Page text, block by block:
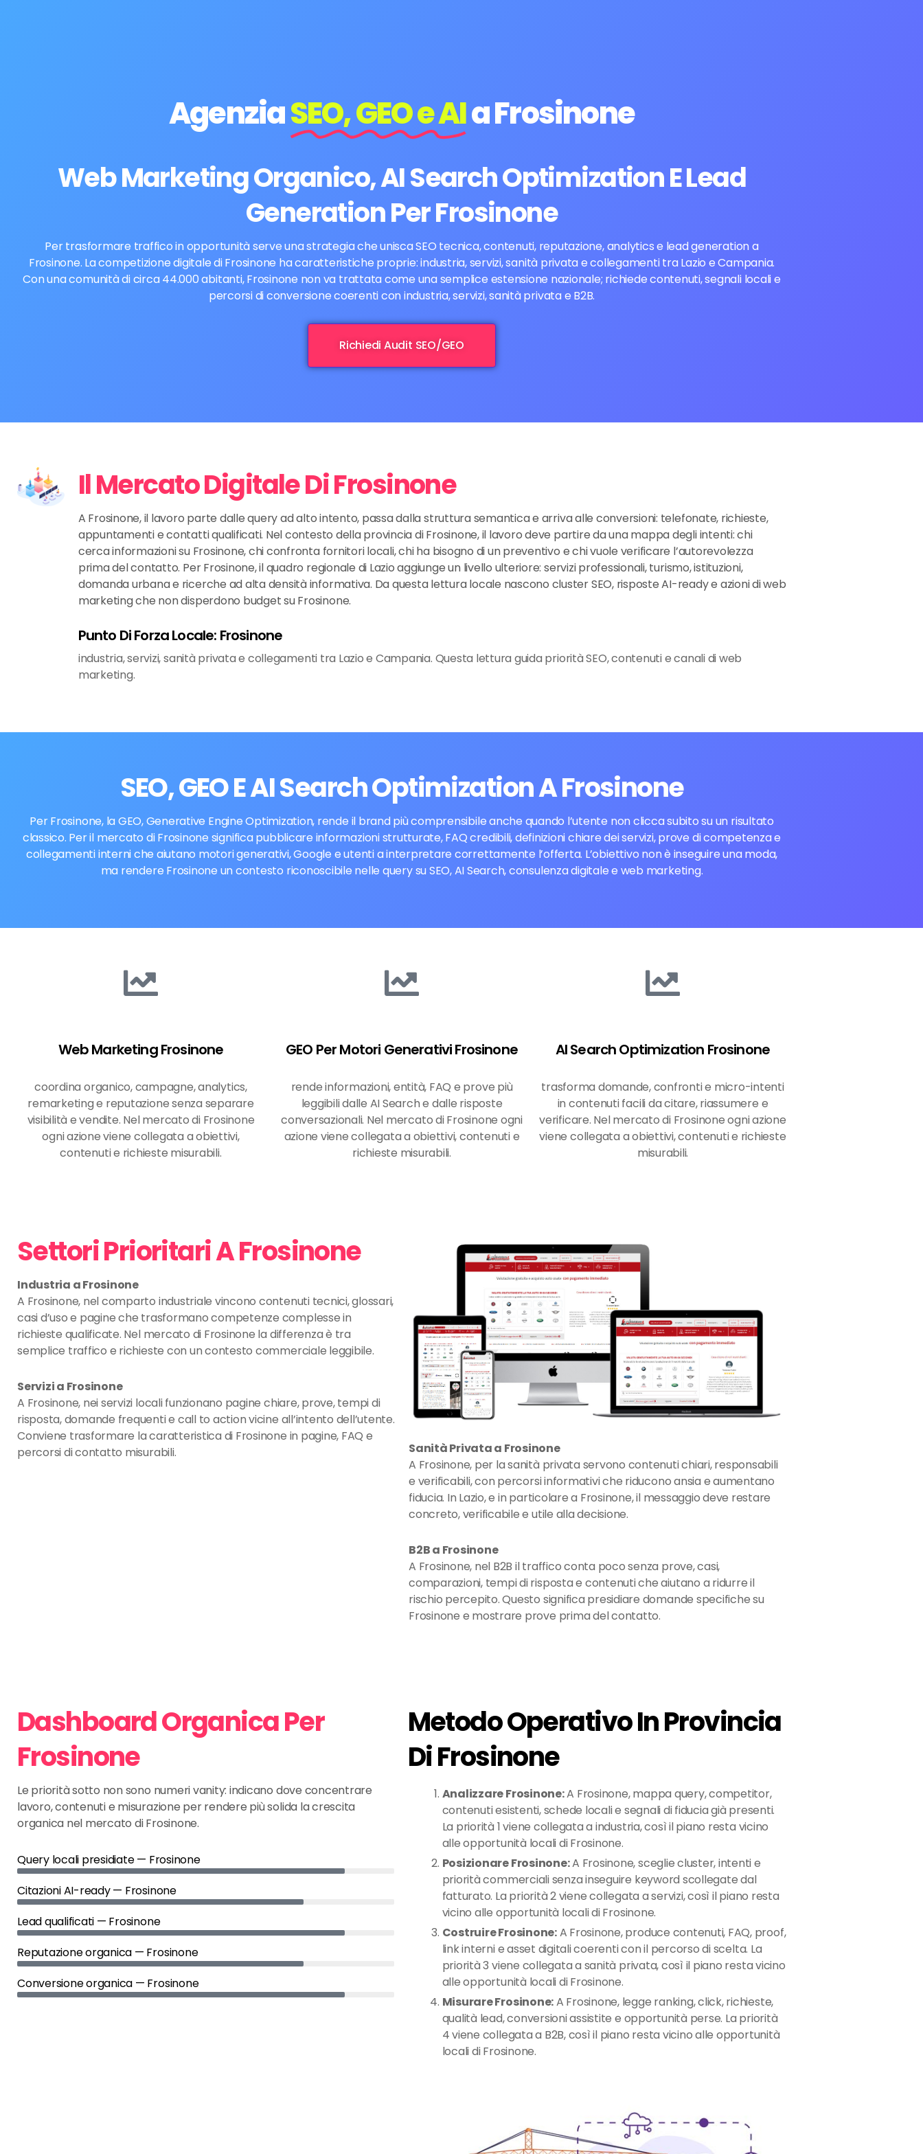
AgenziaSEO, GEO e AIa Frosinone
Web Marketing Organico, AI Search Optimization E Lead
Generation Per Frosinone
Per trasformare traffico in opportunità serve una strategia che unisca SEO tecnica, contenuti, reputazione, analytics e lead generation a
Frosinone. La competizione digitale di Frosinone ha caratteristiche proprie: industria, servizi, sanità privata e collegamenti tra Lazio e Campania.
Con una comunità di circa 44.000 abitanti, Frosinone non va trattata come una semplice estensione nazionale; richiede contenuti, segnali locali e
percorsi di conversione coerenti con industria, servizi, sanità privata e B2B.
Richiedi Audit SEO/GEO
Il Mercato Digitale Di Frosinone
A Frosinone, il lavoro parte dalle query ad alto intento, passa dalla struttura semantica e arriva alle conversioni: telefonate, richieste,
appuntamenti e contatti qualificati. Nel contesto della provincia di Frosinone, il lavoro deve partire da una mappa degli intenti: chi
cerca informazioni su Frosinone, chi confronta fornitori locali, chi ha bisogno di un preventivo e chi vuole verificare l’autorevolezza
prima del contatto. Per Frosinone, il quadro regionale di Lazio aggiunge un livello ulteriore: servizi professionali, turismo, istituzioni,
domanda urbana e ricerche ad alta densità informativa. Da questa lettura locale nascono cluster SEO, risposte AI-ready e azioni di web
marketing che non disperdono budget su Frosinone.
Punto Di Forza Locale: Frosinone
industria, servizi, sanità privata e collegamenti tra Lazio e Campania. Questa lettura guida priorità SEO, contenuti e canali di web
marketing.
SEO, GEO E AI Search Optimization A Frosinone
Per Frosinone, la GEO, Generative Engine Optimization, rende il brand più comprensibile anche quando l’utente non clicca subito su un risultato
classico. Per il mercato di Frosinone significa pubblicare informazioni strutturate, FAQ credibili, definizioni chiare dei servizi, prove di competenza e
collegamenti interni che aiutano motori generativi, Google e utenti a interpretare correttamente l’offerta. L’obiettivo non è inseguire una moda,
ma rendere Frosinone un contesto riconoscibile nelle query su SEO, AI Search, consulenza digitale e web marketing.
Web Marketing Frosinone
coordina organico, campagne, analytics,
remarketing e reputazione senza separare
visibilità e vendite. Nel mercato di Frosinone
ogni azione viene collegata a obiettivi,
contenuti e richieste misurabili.
GEO Per Motori Generativi Frosinone
rende informazioni, entità, FAQ e prove più
leggibili dalle AI Search e dalle risposte
conversazionali. Nel mercato di Frosinone ogni
azione viene collegata a obiettivi, contenuti e
richieste misurabili.
AI Search Optimization Frosinone
trasforma domande, confronti e micro-intenti
in contenuti facili da citare, riassumere e
verificare. Nel mercato di Frosinone ogni azione
viene collegata a obiettivi, contenuti e richieste
misurabili.
Settori Prioritari A Frosinone
Industria a Frosinone
A Frosinone, nel comparto industriale vincono contenuti tecnici, glossari,
casi d’uso e pagine che trasformano competenze complesse in
richieste qualificate. Nel mercato di Frosinone la differenza è tra
semplice traffico e richieste con un contesto commerciale leggibile.
Servizi a Frosinone
A Frosinone, nei servizi locali funzionano pagine chiare, prove, tempi di
risposta, domande frequenti e call to action vicine all’intento dell’utente.
Conviene trasformare la caratteristica di Frosinone in pagine, FAQ e
percorsi di contatto misurabili.
Sanità Privata a Frosinone
A Frosinone, per la sanità privata servono contenuti chiari, responsabili
e verificabili, con percorsi informativi che riducono ansia e aumentano
fiducia. In Lazio, e in particolare a Frosinone, il messaggio deve restare
concreto, verificabile e utile alla decisione.
B2B a Frosinone
A Frosinone, nel B2B il traffico conta poco senza prove, casi,
comparazioni, tempi di risposta e contenuti che aiutano a ridurre il
rischio percepito. Questo significa presidiare domande specifiche su
Frosinone e mostrare prove prima del contatto.
Dashboard Organica Per
Frosinone
Le priorità sotto non sono numeri vanity: indicano dove concentrare
lavoro, contenuti e misurazione per rendere più solida la crescita
organica nel mercato di Frosinone.
Query locali presidiate — Frosinone
Citazioni AI-ready — Frosinone
Lead qualificati — Frosinone
Reputazione organica — Frosinone
Conversione organica — Frosinone
Metodo Operativo In Provincia
Di Frosinone
Analizzare Frosinone:A Frosinone, mappa query, competitor,
contenuti esistenti, schede locali e segnali di fiducia già presenti.
La priorità 1 viene collegata a industria, così il piano resta vicino
alle opportunità locali di Frosinone.
Posizionare Frosinone:A Frosinone, sceglie cluster, intenti e
priorità commerciali senza inseguire keyword scollegate dal
fatturato. La priorità 2 viene collegata a servizi, così il piano resta
vicino alle opportunità locali di Frosinone.
Costruire Frosinone:A Frosinone, produce contenuti, FAQ, proof,
link interni e asset digitali coerenti con il percorso di scelta. La
priorità 3 viene collegata a sanità privata, così il piano resta vicino
alle opportunità locali di Frosinone.
Misurare Frosinone:A Frosinone, legge ranking, click, richieste,
qualità lead, conversioni assistite e opportunità perse. La priorità
4 viene collegata a B2B, così il piano resta vicino alle opportunità
locali di Frosinone.